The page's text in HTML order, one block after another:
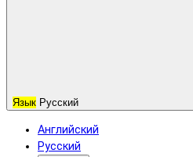
Язык Русский
Английский
Русский